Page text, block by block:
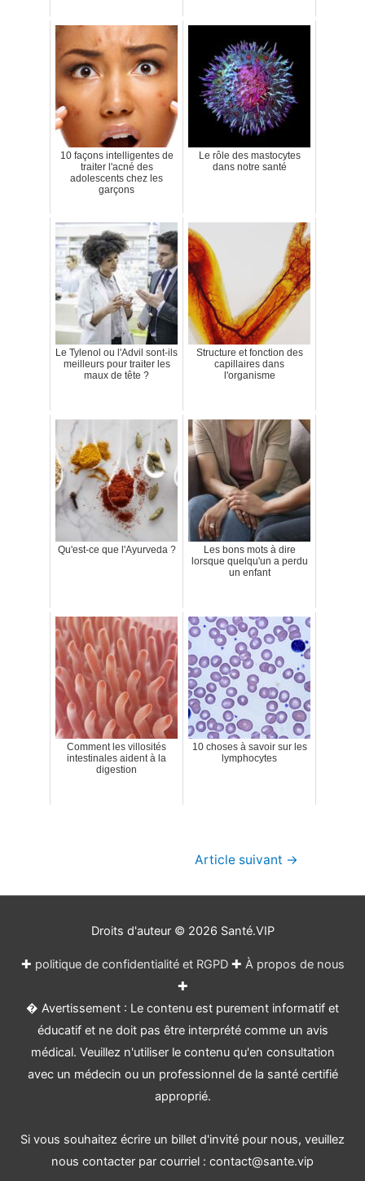
10 façons intelligentes de
traiter l'acné des
adolescents chez les
garçons
Le rôle des mastocytes
dans notre santé
Le Tylenol ou l'Advil sont-ils
meilleurs pour traiter les
maux de tête ?
Structure et fonction des
capillaires dans
l'organisme
Qu'est-ce que l'Ayurveda ?
Les bons mots à dire
lorsque quelqu'un a perdu
un enfant
Comment les villosités
intestinales aident à la
digestion
10 choses à savoir sur les
lymphocytes
Article suivant →
Droits d'auteur © 2026 Santé.VIP
✚ politique de confidentialité et RGPD✚ À propos de nous
✚
� Avertissement : Le contenu est purement informatif et
éducatif et ne doit pas être interprété comme un avis
médical. Veuillez n'utiliser le contenu qu'en consultation
avec un médecin ou un professionnel de la santé certifié
approprié.
Si vous souhaitez écrire un billet d'invité pour nous, veuillez
nous contacter par courriel : contact@sante.vip